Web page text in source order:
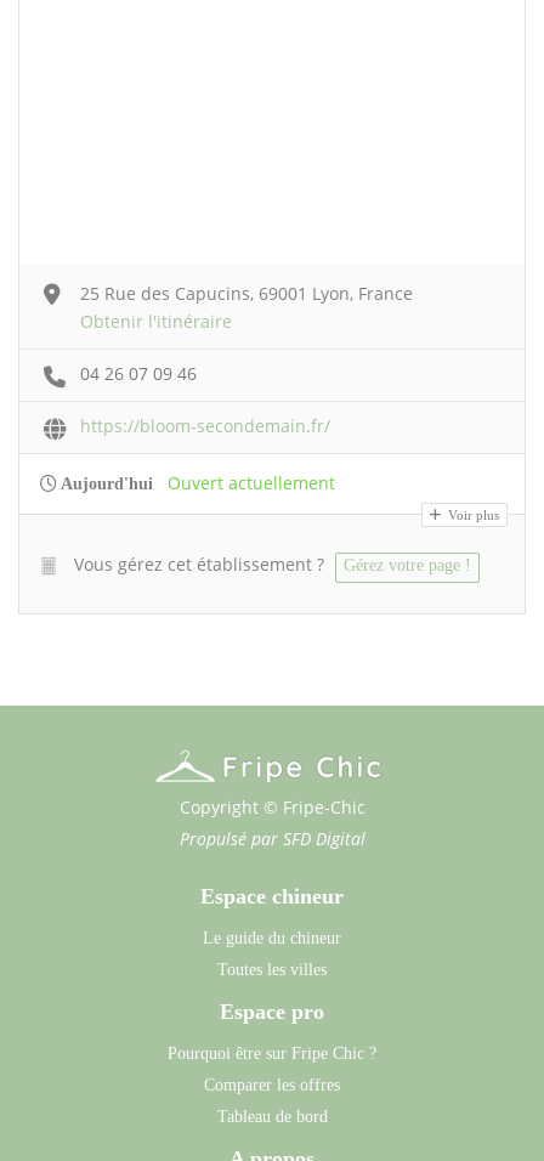
25 Rue des Capucins, 69001 Lyon, France
Obtenir l'itinéraire
04 26 07 09 46
https://bloom-secondemain.fr/
Aujourd'hui Ouvert actuellement
Voir plus
Vous gérez cet établissement ? Gérez votre page !
Copyright © Fripe-Chic
Propulsé par SFD Digital
Espace chineur
Le guide du chineur
Toutes les villes
Espace pro
Pourquoi être sur Fripe Chic ?
Comparer les offres
Tableau de bord